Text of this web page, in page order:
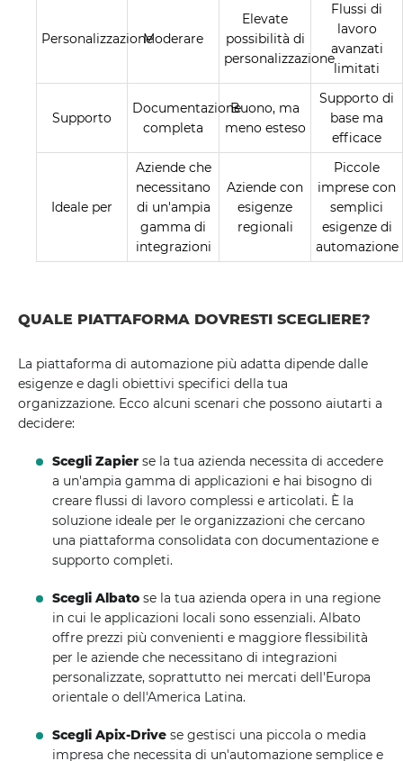
PersonalizzazioneModerare
Elevate
possibilità di
personalizzazione
Flussi di
lavoro
avanzati
limitati
Supporto
Documentazione
completa
Buono, ma
meno esteso
Supporto di
base ma
efficace
Ideale per
Aziende che
necessitano
di un'ampia
gamma di
integrazioni
Aziende con
esigenze
regionali
Piccole
imprese con
semplici
esigenze di
automazione
QUALE PIATTAFORMA DOVRESTI SCEGLIERE?
La piattaforma di automazione più adatta dipende dalle
esigenze e dagli obiettivi specifici della tua
organizzazione. Ecco alcuni scenari che possono aiutarti a
decidere:
Scegli Zapier se la tua azienda necessita di accedere
a un'ampia gamma di applicazioni e hai bisogno di
creare flussi di lavoro complessi e articolati. È la
soluzione ideale per le organizzazioni che cercano
una piattaforma consolidata con documentazione e
supporto completi.
Scegli Albato se la tua azienda opera in una regione
in cui le applicazioni locali sono essenziali. Albato
offre prezzi più convenienti e maggiore flessibilità
per le aziende che necessitano di integrazioni
personalizzate, soprattutto nei mercati dell'Europa
orientale o dell'America Latina.
Scegli Apix-Drive se gestisci una piccola o media
impresa che necessita di un'automazione semplice e